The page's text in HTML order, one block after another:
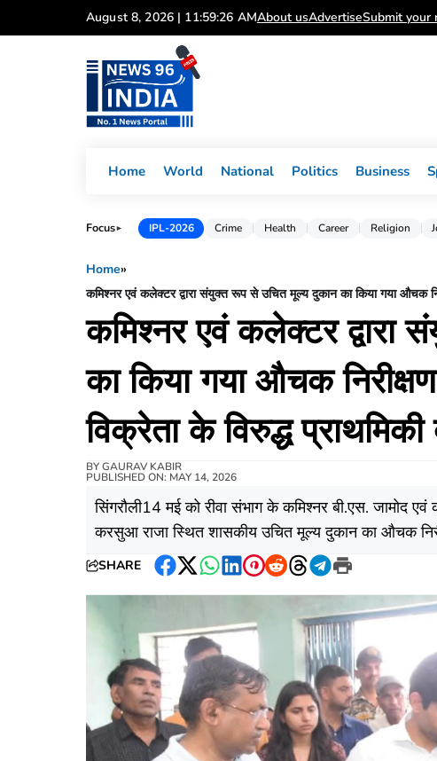
to
August 8, 2026 | 11:59:27 AMAbout usAdvertiseSubmit your
Home World National Politics Business
Focus► IPL-2026 Crime Health Career Religion
Home»
कमिश्नर एवं कलेक्टर द्वारा संयुक्त रूप से उचित मूल्य दुकान का किया गया औचक
कमिश्नर एवं कलेक्टर
का किया गया औचक
विक्रेता के विरुद्ध
BYGAURAV KABIR
PUBLISHED ON: MAY 14, 2026
सिंगरौली14 मई को रीवा संभाग के कमिश्नर बी.एस. जामोद
करसुआ राजा स्थित शासकीय उचित मूल्य दुकान का औचक
SHARE
Facebook
Twitter
WhatsApp
LinkedIn
Pinterest
RedditThreads
Telegram
Print